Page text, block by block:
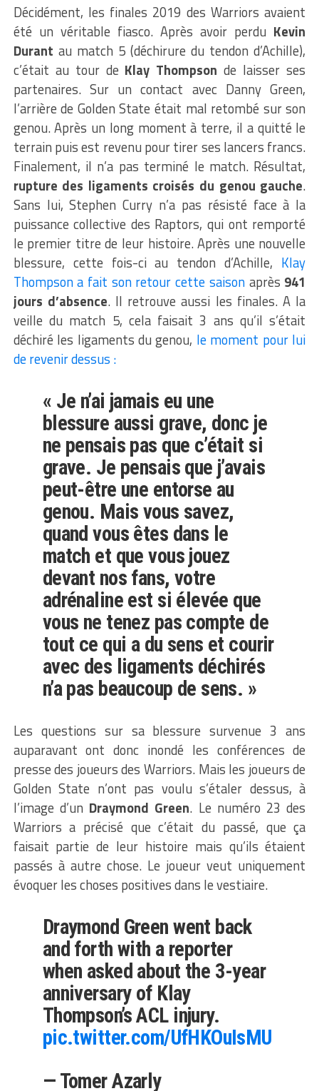
Décidément, les finales 2019 des Warriors avaient
été un véritable fiasco. Après avoir perdu Kevin
Durant au match 5 (déchirure du tendon d’Achille),
c’était au tour de Klay Thompson de laisser ses
partenaires. Sur un contact avec Danny Green,
l’arrière de Golden State était mal retombé sur son
genou. Après un long moment à terre, il a quitté le
terrain puis est revenu pour tirer ses lancers francs.
Finalement, il n’a pas terminé le match. Résultat,
rupture des ligaments croisés du genou gauche.
Sans lui, Stephen Curry n’a pas résisté face à la
puissance collective des Raptors, qui ont remporté
le premier titre de leur histoire. Après une nouvelle
blessure, cette fois-ci au tendon d’Achille, Klay
Thompson a fait son retour cette saisonaprès 941
jours d’absence. Il retrouve aussi les finales. A la
veille du match 5, cela faisait 3 ans qu’il s’était
déchiré les ligaments du genou, le moment pour lui
de revenir dessus :
« Je n’ai jamais eu une
blessure aussi grave, donc je
ne pensais pas que c’était si
grave. Je pensais que j’avais
peut-être une entorse au
genou. Mais vous savez,
quand vous êtes dans le
match et que vous jouez
devant nos fans, votre
adrénaline est si élevée que
vous ne tenez pas compte de
tout ce qui a du sens et courir
avec des ligaments déchirés
n’a pas beaucoup de sens. »
Les questions sur sa blessure survenue 3 ans
auparavant ont donc inondé les conférences de
presse des joueurs des Warriors. Mais les joueurs de
Golden State n’ont pas voulu s’étaler dessus, à
l’image d’un Draymond Green. Le numéro 23 des
Warriors a précisé que c’était du passé, que ça
faisait partie de leur histoire mais qu’ils étaient
passés à autre chose. Le joueur veut uniquement
évoquer les choses positives dans le vestiaire.
Draymond Green went back
and forth with a reporter
when asked about the 3-year
anniversary of Klay
Thompson’s ACL injury.
pic.twitter.com/UfHKOuIsMU
— Tomer Azarly